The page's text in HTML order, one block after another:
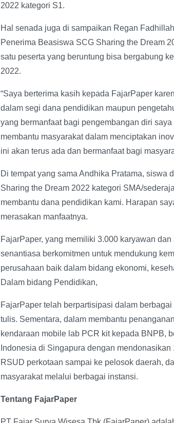
2022 kategori S1.
Hal senada juga di sampaikan Regan
Penerima Beasiswa SCG Sharing the Dream
satu peserta yang beruntung bisa bergabung
2022.
“Saya berterima kasih kepada FajarPaper
dalam segi dana pendidikan maupun
yang bermanfaat bagi pengembangan diri
membantu masyarakat dalam menciptakan
ini akan terus ada dan bermanfaat bagi
Di tempat yang sama Andhika Pratama, siswa
Sharing the Dream 2022 kategori SMA/
membantu dana pendidikan kami. Harapan
merasakan manfaatnya.
FajarPaper, yang memiliki 3.000 karyawan
senantiasa berkomitmen untuk mendukung
perusahaan baik dalam bidang ekonomi,
Dalam bidang Pendidikan,
FajarPaper telah berpartisipasi dalam
tulis. Sementara, dalam membantu
kendaraan mobile lab PCR kit kepada BNPB,
Indonesia di Singapura dengan
RSUD perkotaan sampai ke pelosok daerah,
masyarakat melalui berbagai instansi.
Tentang FajarPaper